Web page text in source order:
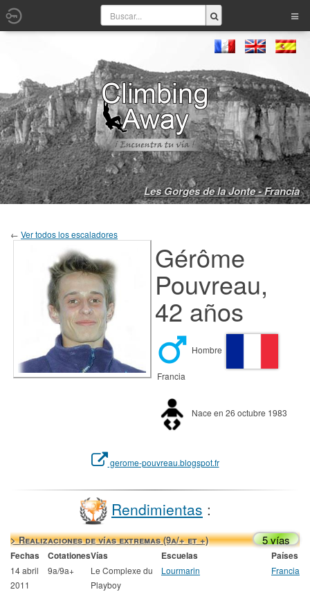
Les Gorges de la Jonte - Francia
← Ver todos los escaladores
Gérôme
Pouvreau,
42 años
Hombre
Francia
Nace en 26 octubre 1983
gerome-pouvreau.blogspot.fr
Rendimientas :
> Realizaciones de vías extremas (9a/+ et +) 5 vías
Fechas CotationesVías Escuelas Países
14 abril
2011
9a/9a+
Le Complexe du
Playboy
Lourmarin Francia